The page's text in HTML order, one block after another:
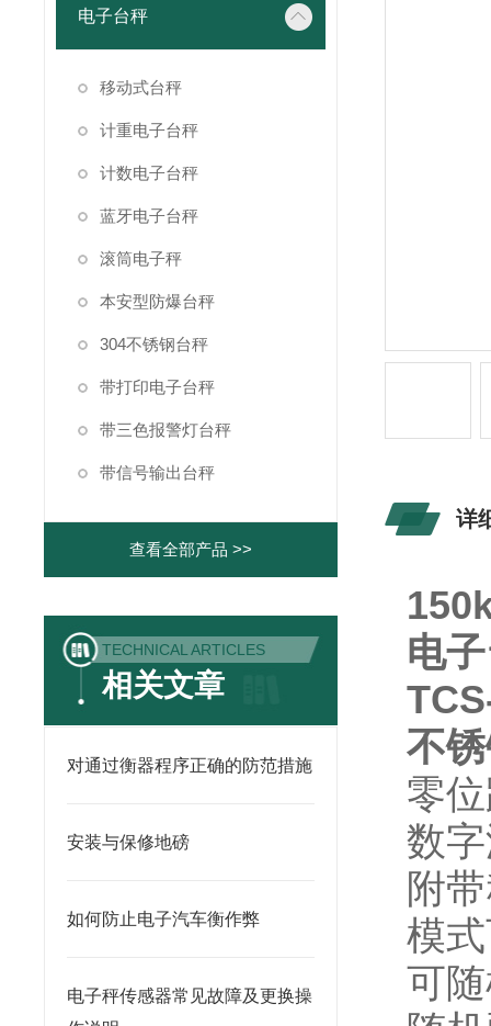
电子台秤
移动式台秤
计重电子台秤
计数电子台秤
蓝牙电子台秤
滚筒电子秤
本安型防爆台秤
304不锈钢台秤
带打印电子台秤
带三色报警灯台秤
带信号输出台秤
查看全部产品 >>
TECHNICAL ARTICLES
相关文章
对通过衡器程序正确的防范措施
安装与保修地磅
如何防止电子汽车衡作弊
电子秤传感器常见故障及更换操
详
电
不
零
数
附
模
可